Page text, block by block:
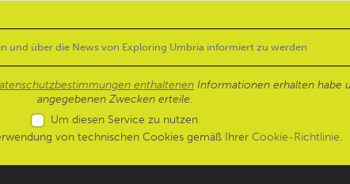
enthaltenen Informationen erhalten habe
angegebenen Zwecken erteile.
Um diesen Service zu nutzen
von technischen Cookies gemäß Ihrer Cookie-Richtlinie.